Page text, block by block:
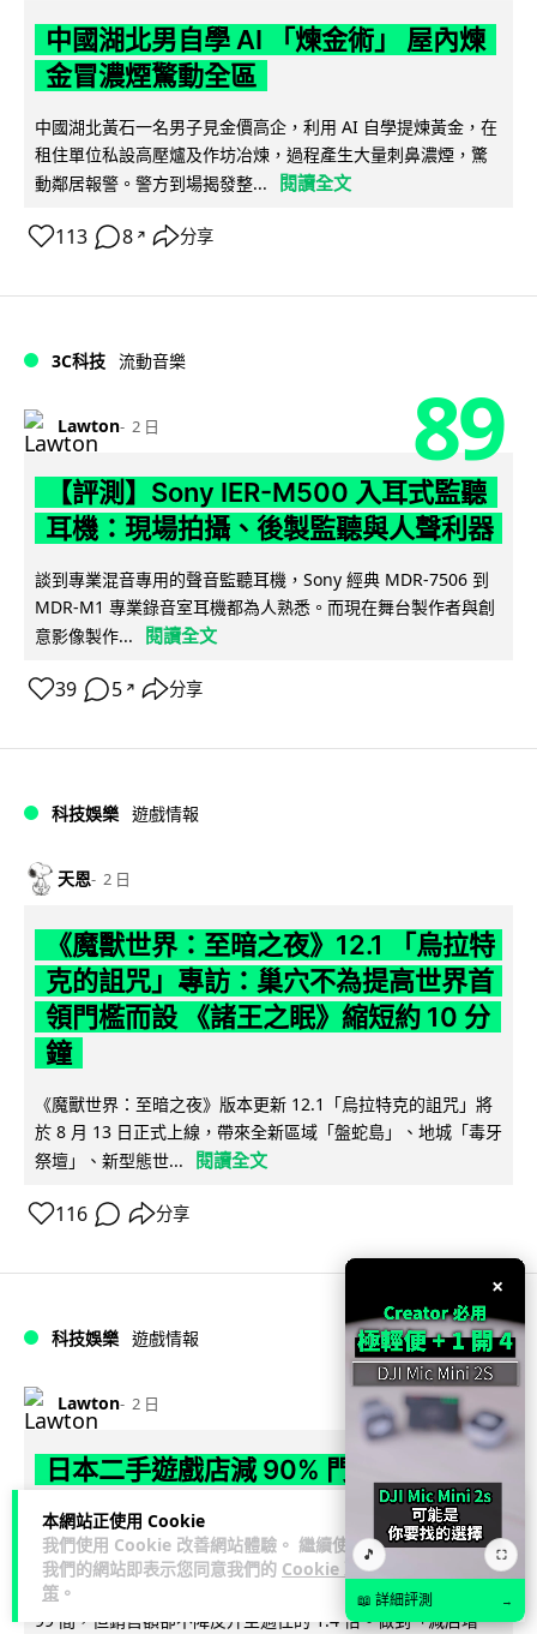
本網站正使用 Cookie
我們使用 Cookie 改善網站體驗。 繼續使用
我們的網站即表示您同意我們的 Cookie 政
策 。
中國湖北男自學 AI 「煉金術」 屋內煉
金冒濃煙驚動全區
中國湖北黃石一名男子見金價高企，利用 AI 自學提煉黃金，在
租住單位私設高壓爐及作坊冶煉，過程產生大量刺鼻濃煙，驚
動鄰居報警。警方到場揭發整...
閱讀全文
113 8 ↗ 分享
3C科技 流動音樂
Lawton 2 日 89
【評測】Sony IER-M500 入耳式監聽
耳機：現場拍攝、後製監聽與人聲利器
談到專業混音專用的聲音監聽耳機，Sony 經典 MDR-7506 到
MDR-M1 專業錄音室耳機都為人熟悉。而現在舞台製作者與創
意影像製作...
閱讀全文
39 5 ↗ 分享
科技娛樂 遊戲情報
天恩 2 日
《魔獸世界：至暗之夜》12.1 「烏拉特
克的詛咒」專訪：巢穴不為提高世界首
領門檻而設 《諸王之眠》縮短約 10 分
鐘
《魔獸世界：至暗之夜》版本更新 12.1「烏拉特克的詛咒」將
於 8 月 13 日正式上線，帶來全新區域「盤蛇島」、地城「毒牙
祭壇」、新型態世...
閱讀全文
116 分享
科技娛樂 遊戲情報
Lawton 2 日
日本二手遊戲店減 90% 門市 業績反增
四成 "懷舊"在 Z 世代變成最潮「新鮮
感」
日本零售巨頭 GEO 將懷舊遊戲銷售門市從 1,000 間大幅減至
99 間，但銷售額卻不降反升至過往的 1.4 倍。做到「減店增
×
🎵 ⛶
📖 詳細評測 →